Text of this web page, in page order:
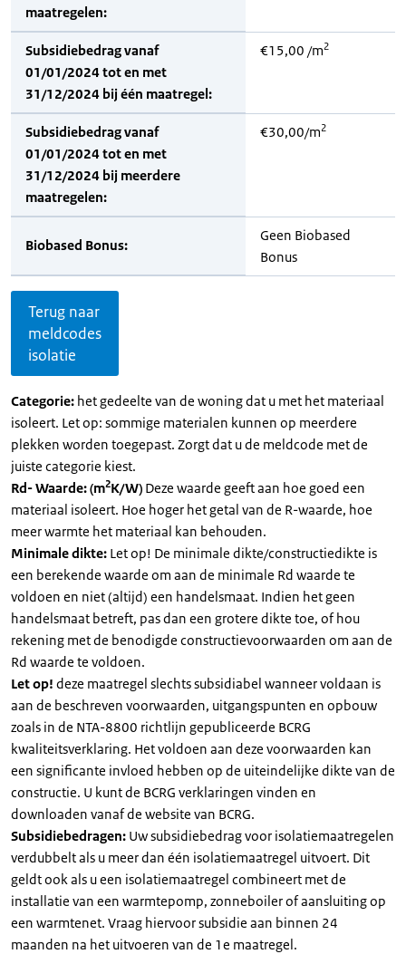
maatregelen:
Subsidiebedrag vanaf
01/01/2024 tot en met
31/12/2024 bij één maatregel:
€15,00 /m2
Subsidiebedrag vanaf
01/01/2024 tot en met
31/12/2024 bij meerdere
maatregelen:
€30,00/m2
Biobased Bonus:
Geen Biobased
Bonus
Terug naar
meldcodes
isolatie
Categorie: het gedeelte van de woning dat u met het materiaal
isoleert. Let op: sommige materialen kunnen op meerdere
plekken worden toegepast. Zorgt dat u de meldcode met de
juiste categorie kiest.
Rd- Waarde: (m2K/W) Deze waarde geeft aan hoe goed een
materiaal isoleert. Hoe hoger het getal van de R-waarde, hoe
meer warmte het materiaal kan behouden.
Minimale dikte: Let op! De minimale dikte/constructiedikte is
een berekende waarde om aan de minimale Rd waarde te
voldoen en niet (altijd) een handelsmaat. Indien het geen
handelsmaat betreft, pas dan een grotere dikte toe, of hou
rekening met de benodigde constructievoorwaarden om aan de
Rd waarde te voldoen.
Let op! deze maatregel slechts subsidiabel wanneer voldaan is
aan de beschreven voorwaarden, uitgangspunten en opbouw
zoals in de NTA-8800 richtlijn gepubliceerde BCRG
kwaliteitsverklaring. Het voldoen aan deze voorwaarden kan
een significante invloed hebben op de uiteindelijke dikte van de
constructie. U kunt de BCRG verklaringen vinden en
downloaden vanaf de website van BCRG.
Subsidiebedragen: Uw subsidiebedrag voor isolatiemaatregelen
verdubbelt als u meer dan één isolatiemaatregel uitvoert. Dit
geldt ook als u een isolatiemaatregel combineert met de
installatie van een warmtepomp, zonneboiler of aansluiting op
een warmtenet. Vraag hiervoor subsidie aan binnen 24
maanden na het uitvoeren van de 1e maatregel.